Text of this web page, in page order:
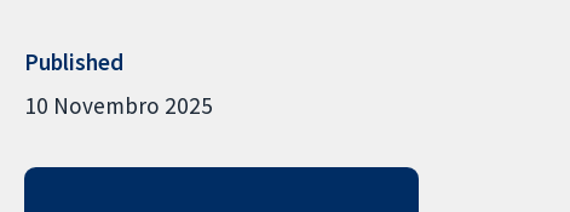
Published
10 Novembro 2025